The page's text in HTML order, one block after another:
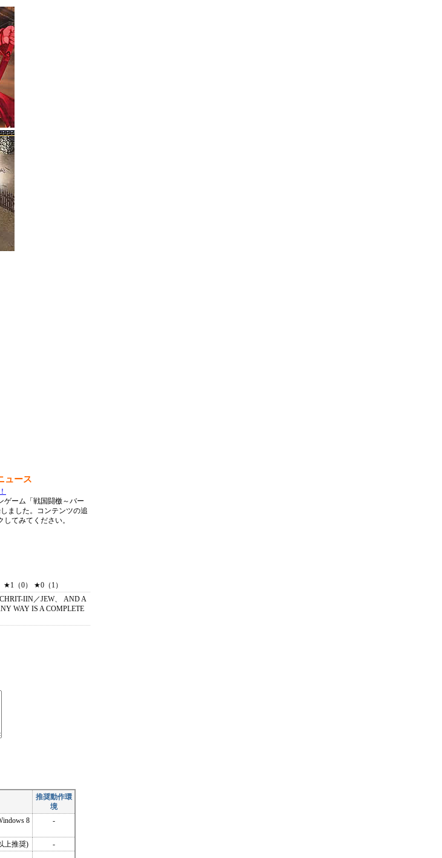
ュース
ゲーム「戦国闘檄～バー
ました。コンテンツの追
てみてください。
（0） ★0（1）
IIN／JEW、 AND A
WAY IS A COMPLETE
推奨動作環
境
8
-
上推奨)
-